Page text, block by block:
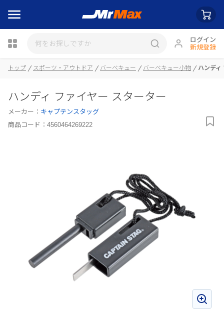
ログイン
新規登録
トップ スポーツ・アウトドア バーベキュー バーベキュー小物 ハンディ
ハンディ ファイヤー スターター
メーカー： キャプテンスタッグ
商品コード： 4560464269222